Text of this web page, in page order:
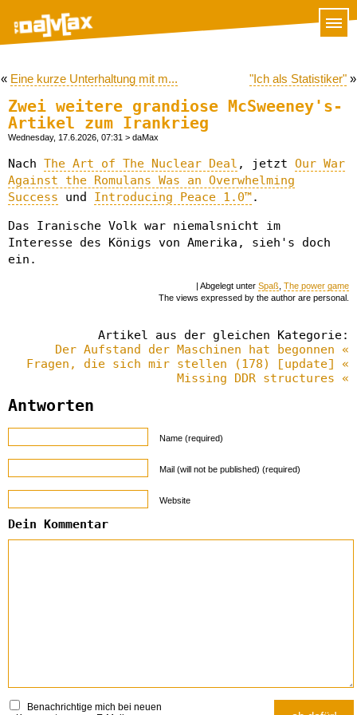
« Eine kurze Unterhaltung mit m... "Ich als Statistiker" »
Zwei weitere grandiose McSweeney's-
Artikel zum Irankrieg
Wednesday, 17.6.2026, 07:31 > daMax
Nach The Art of The Nuclear Deal , jetzt Our War
Against the Romulans Was an Overwhelming
Success und Introducing Peace 1.0™.
Das Iranische Volk war niemalsnicht im
Interesse des Königs von Amerika, sieh's doch
ein.
| Abgelegt unter Spaß The power game
The views expressed by the author are personal.
Artikel aus der gleichen Kategorie:
Der Aufstand der Maschinen hat begonnen «
Fragen, die sich mir stellen (178) [update] «
Missing DDR structures «
Antworten
Name (required)
Mail (will not be published) (required)
Website
Dein Kommentar
Benachrichtige mich bei neuen